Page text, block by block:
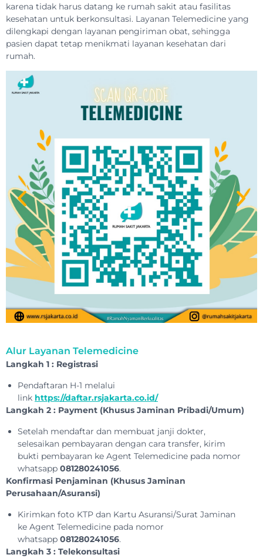
karena tidak harus datang ke rumah sakit atau fasilitas
kesehatan untuk berkonsultasi. Layanan Telemedicine yang
dilengkapi dengan layanan pengiriman obat, sehingga
pasien dapat tetap menikmati layanan kesehatan dari
rumah.
Alur Layanan Telemedicine
Langkah 1 : Registrasi
Pendaftaran H-1 melalui
link https://daftar.rsjakarta.co.id/
Langkah 2 : Payment (Khusus Jaminan Pribadi/Umum)
Setelah mendaftar dan membuat janji dokter,
selesaikan pembayaran dengan cara transfer, kirim
bukti pembayaran ke Agent Telemedicine pada nomor
whatsapp 081280241056.
Konfirmasi Penjaminan (Khusus Jaminan
Perusahaan/Asuransi)
Kirimkan foto KTP dan Kartu Asuransi/Surat Jaminan
ke Agent Telemedicine pada nomor
whatsapp 081280241056.
Langkah 3 : Telekonsultasi